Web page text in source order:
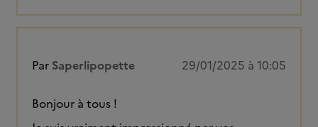
Par Saperlipopette 29/01/2025 à 10:05
Bonjour à tous !